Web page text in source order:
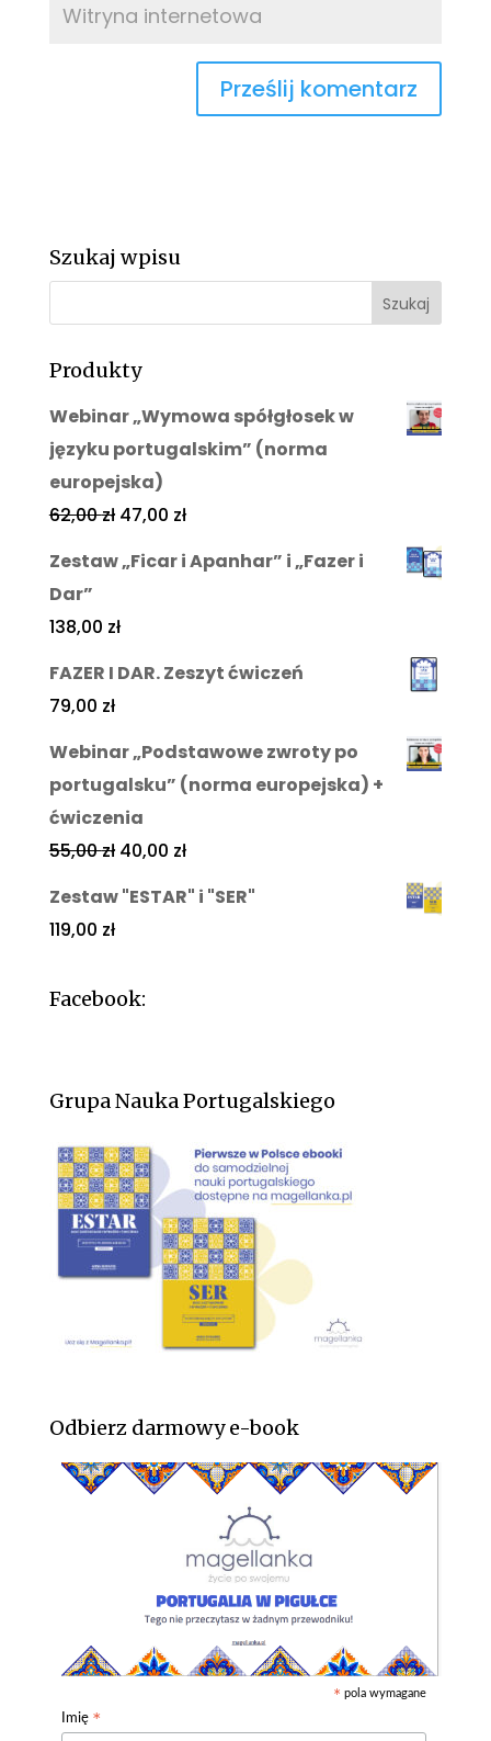
Szukaj wpisu
Produkty
Webinar „Wymowa spółgłosek w
języku portugalskim” (norma
europejska)
62,00zł 47,00 zł
Zestaw „Ficar i Apanhar” i „Fazer i
Dar”
138,00 zł
FAZER I DAR. Zeszyt ćwiczeń
79,00 zł
Webinar „Podstawowe zwroty po
portugalsku” (norma europejska) +
ćwiczenia
55,00zł 40,00 zł
Zestaw "ESTAR" i "SER"
119,00 zł
Facebook:
Grupa Nauka Portugalskiego
Odbierz darmowy e-book
* pola wymagane
Imię *